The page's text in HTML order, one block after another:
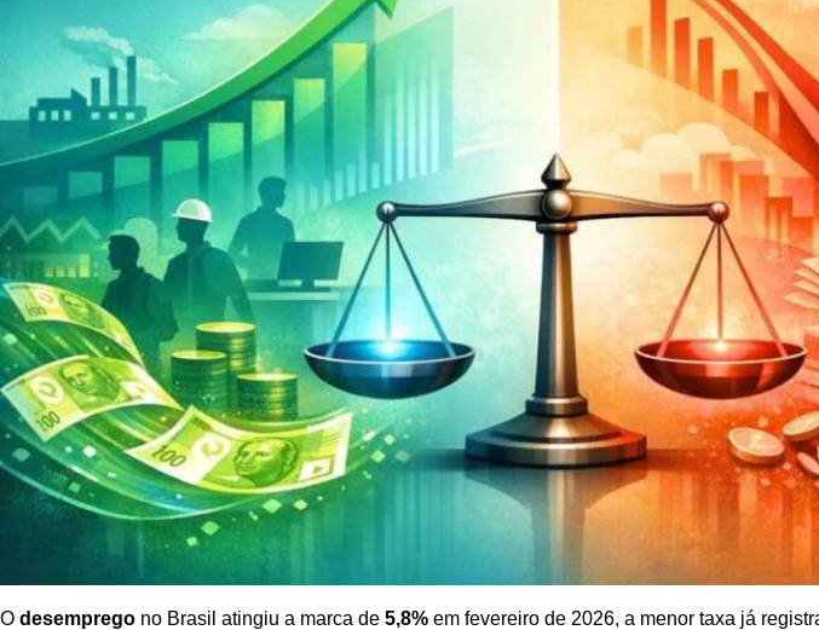
O desemprego no Brasil atingiu a marca de 5,8% em fevereiro de 2026, a menor taxa já